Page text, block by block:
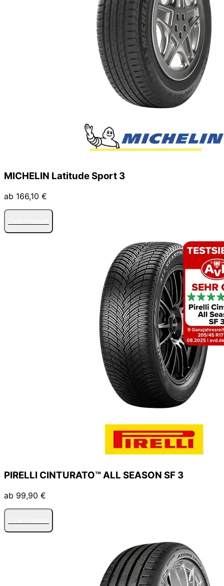
MICHELIN Latitude Sport 3
ab 166,10 €
PIRELLI CINTURATO™ ALL SEASON SF 3
ab 99,90 €